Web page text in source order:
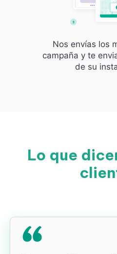
Nos envías los
campaña y te
de su
Lo que